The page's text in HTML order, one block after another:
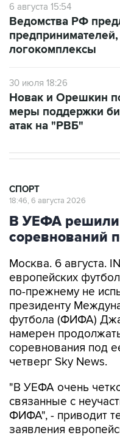
6 августа 15:54
Ведомства РФ
логокомплексы
30 июля 18:26
Новак и Орешкин
меры поддержки
атак на "РВБ"
СПОРТ
18:46, 6 августа 2026
В УЕФА решили
соревнований
Москва. 6 августа.
европейских
по-прежнему не
президенту
футбола (ФИФА)
намерен
соревнования под
четверг Sky News.
"В УЕФА очень
связанные с
ФИФА", - приводит
заявления